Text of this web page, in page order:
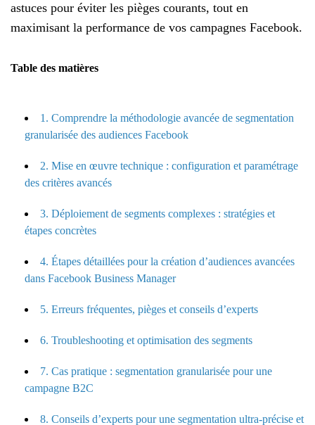
astuces pour éviter les pièges courants, tout en
maximisant la performance de vos campagnes Facebook.
Table des matières
1. Comprendre la méthodologie avancée de segmentation
granularisée des audiences Facebook
2. Mise en œuvre technique : configuration et paramétrage
des critères avancés
3. Déploiement de segments complexes : stratégies et
étapes concrètes
4. Étapes détaillées pour la création d’audiences avancées
dans Facebook Business Manager
5. Erreurs fréquentes, pièges et conseils d’experts
6. Troubleshooting et optimisation des segments
7. Cas pratique : segmentation granularisée pour une
campagne B2C
8. Conseils d’experts pour une segmentation ultra-précise et